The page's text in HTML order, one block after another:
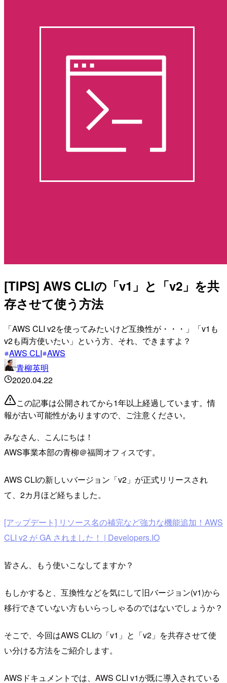
[TIPS] AWS CLIの「v1」と「v2」を共
存させて使う方法
「AWS CLI v2を使ってみたいけど互換性が・・・」「v1も
v2も両方使いたい」という方、それ、できますよ？
AWS CLI AWS
青柳英明
2020.04.22
この記事は公開されてから1年以上経過しています。情
報が古い可能性がありますので、ご注意ください。
みなさん、こんにちは！
AWS事業本部の青柳＠福岡オフィスです。
AWS CLIの新しいバージョン「v2」が正式リリースされ
て、2カ月ほど経ちました。
[アップデート] リソース名の補完など強力な機能追加！AWS
CLI v2 が GA されました！ | Developers.IO
皆さん、もう使いこなしてますか？
もしかすると、互換性などを気にして旧バージョン(v1)から
移行できていない方もいらっしゃるのではないでしょうか？
そこで、今回はAWS CLIの「v1」と「v2」を共存させて使
い分ける方法をご紹介します。
AWSドキュメントでは、AWS CLI v1が既に導入されている